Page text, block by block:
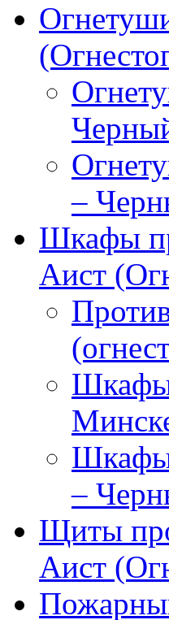
–
Шкафы
Аист
Шкафы
Шкафы
–
Щиты
Аист